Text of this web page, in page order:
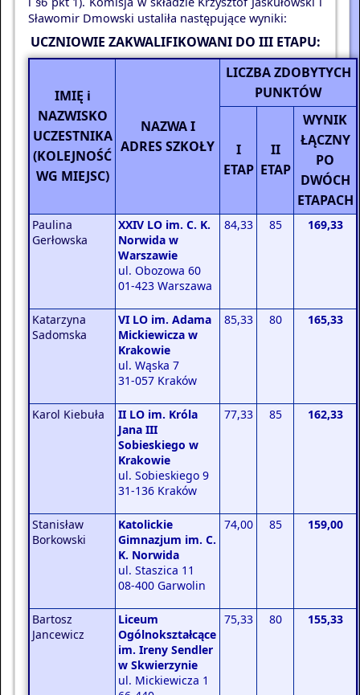
Sławomir Dmowski ustaliła następujące wyniki:
UCZNIOWIE ZAKWALIFIKOWANI DO III ETAPU:
IMIĘ i
NAZWISKO
UCZESTNIKA
(KOLEJNOŚĆ
WG MIEJSC)
NAZWA I
ADRES SZKOŁY
LICZBA ZDOBYTYCH
PUNKTÓW
I
ETAP
II
ETAP
WYNIK
ŁĄCZNY
PO
DWÓCH
ETAPACH
Paulina
Gerłowska
XXIV LO im. C. K.
Norwida w
Warszawie
ul. Obozowa 60
01-423 Warszawa
84,33 85 169,33
Katarzyna
Sadomska
VI LO im. Adama
Mickiewicza w
Krakowie
ul. Wąska 7
31-057 Kraków
85,33 80 165,33
Karol Kiebuła
II LO im. Króla
Jana III
Sobieskiego w
Krakowie
ul. Sobieskiego 9
31-136 Kraków
77,33 85 162,33
Stanisław
Borkowski
Katolickie
Gimnazjum im. C.
K. Norwida
ul. Staszica 11
08-400 Garwolin
74,00 85 159,00
Bartosz
Jancewicz
Liceum
Ogólnokształcące
im. Ireny Sendler
w Skwierzynie
ul. Mickiewicza 1
75,33 80 155,33